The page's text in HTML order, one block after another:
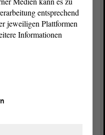
Kluge Verleih- und
Weg? Zunächst müsse
genommen werden.
damit die Menschen
nicht einmal
entsprechend
jeweiligen Plattformen
Informationen